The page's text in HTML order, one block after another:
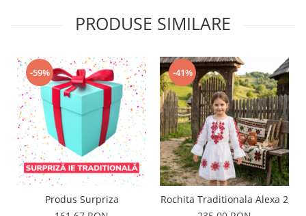
PRODUSE SIMILARE
-59%
Produs Surpriza
-41%
Rochita Traditionala Alexa 2